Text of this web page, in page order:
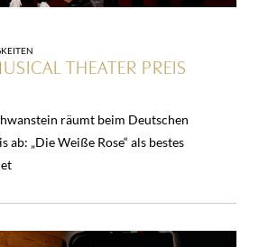
THEATER PREIS
räumt beim Deutschen
ab: „Die Weiße Rose“ als bestes